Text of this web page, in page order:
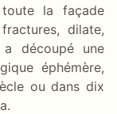
la façade
dilate,
découpé une
éphémère,
ou dans dix